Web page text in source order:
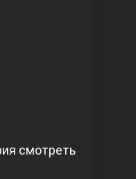
смотреть